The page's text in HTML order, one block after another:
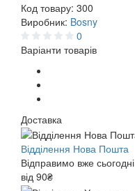
Код товару: 300
Виробник: Bosny
0
Варіанти товарів
Доставка
Відділення Нова Пошта
Відправимо вже сьогодні
від 90₴